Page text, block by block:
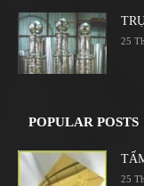
25
POPULAR POSTS
25